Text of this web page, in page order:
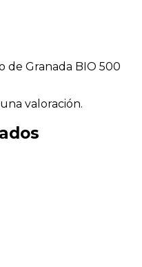
de Granada BIO 500
valoración.